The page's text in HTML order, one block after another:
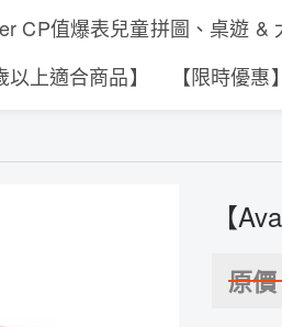
CP值爆表兒童拼圖、桌遊 &
以上適合商品】
【限時優惠】
【
原